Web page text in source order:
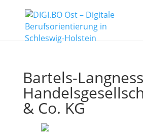
Bartels-Langness
& Co. KG